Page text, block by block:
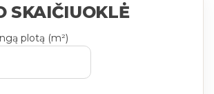
SKAIČIUOKLĖ
plotą (m²)